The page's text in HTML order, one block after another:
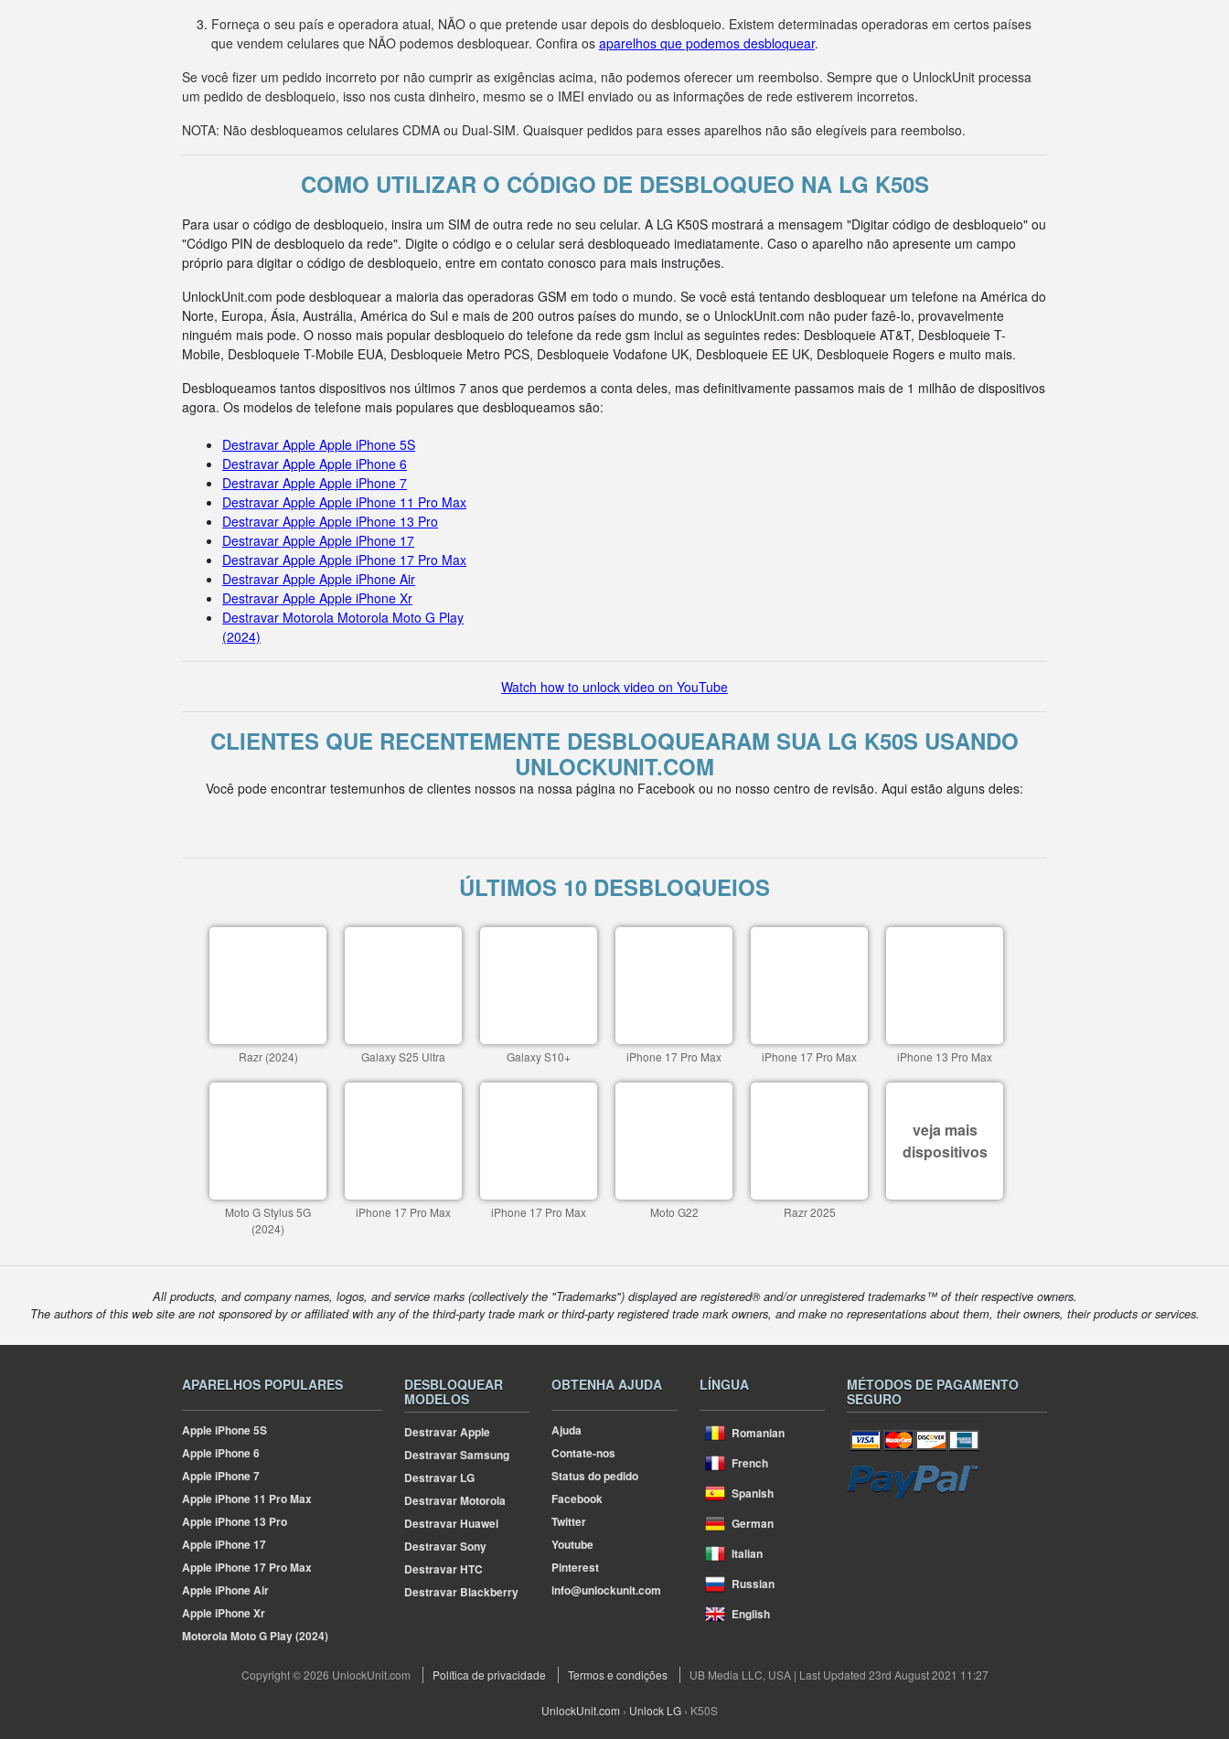
Forneça o seu país e operadora atual, NÃO o que pretende usar depois do desbloqueio. Existem determinadas operadoras em certos países
que vendem celulares que NÃO podemos desbloquear. Confira os aparelhos que podemos desbloquear.
Se você fizer um pedido incorreto por não cumprir as exigências acima, não podemos oferecer um reembolso. Sempre que o UnlockUnit processa
um pedido de desbloqueio, isso nos custa dinheiro, mesmo se o IMEI enviado ou as informações de rede estiverem incorretos.
NOTA: Não desbloqueamos celulares CDMA ou Dual-SIM. Quaisquer pedidos para esses aparelhos não são elegíveis para reembolso.
COMO UTILIZAR O CÓDIGO DE DESBLOQUEO NA LG K50S
Para usar o código de desbloqueio, insira um SIM de outra rede no seu celular. A LG K50S mostrará a mensagem "Digitar código de desbloqueio" ou
"Código PIN de desbloqueio da rede". Digite o código e o celular será desbloqueado imediatamente. Caso o aparelho não apresente um campo
próprio para digitar o código de desbloqueio, entre em contato conosco para mais instruções.
UnlockUnit.com pode desbloquear a maioria das operadoras GSM em todo o mundo. Se você está tentando desbloquear um telefone na América do
Norte, Europa, Ásia, Austrália, América do Sul e mais de 200 outros países do mundo, se o UnlockUnit.com não puder fazê-lo, provavelmente
ninguém mais pode. O nosso mais popular desbloqueio do telefone da rede gsm inclui as seguintes redes: Desbloqueie AT&T, Desbloqueie T-
Mobile, Desbloqueie T-Mobile EUA, Desbloqueie Metro PCS, Desbloqueie Vodafone UK, Desbloqueie EE UK, Desbloqueie Rogers e muito mais.
Desbloqueamos tantos dispositivos nos últimos 7 anos que perdemos a conta deles, mas definitivamente passamos mais de 1 milhão de dispositivos
agora. Os modelos de telefone mais populares que desbloqueamos são:
Destravar Apple Apple iPhone 5S
Destravar Apple Apple iPhone 6
Destravar Apple Apple iPhone 7
Destravar Apple Apple iPhone 11 Pro Max
Destravar Apple Apple iPhone 13 Pro
Destravar Apple Apple iPhone 17
Destravar Apple Apple iPhone 17 Pro Max
Destravar Apple Apple iPhone Air
Destravar Apple Apple iPhone Xr
Destravar Motorola Motorola Moto G Play
(2024)
Watch how to unlock video on YouTube
CLIENTES QUE RECENTEMENTE DESBLOQUEARAM SUA LG K50S USANDO
UNLOCKUNIT.COM
Você pode encontrar testemunhos de clientes nossos na nossa página no Facebook ou no nosso centro de revisão. Aqui estão alguns deles:
ÚLTIMOS 10 DESBLOQUEIOS
Razr (2024) Galaxy S25 Ultra Galaxy S10+ iPhone 17 Pro Max iPhone 17 Pro Max iPhone 13 Pro Max
Moto G Stylus 5G
(2024)
iPhone 17 Pro Max iPhone 17 Pro Max Moto G22 Razr 2025
veja mais
dispositivos
All products, and company names, logos, and service marks (collectively the "Trademarks") displayed are registered® and/or unregistered trademarks™ of their respective owners.
The authors of this web site are not sponsored by or affiliated with any of the third-party trade mark or third-party registered trade mark owners, and make no representations about them, their owners, their products or services.
APARELHOS POPULARES
AppleiPhone 5S
AppleiPhone 6
AppleiPhone 7
AppleiPhone 11 Pro Max
AppleiPhone 13 Pro
AppleiPhone 17
AppleiPhone 17 Pro Max
AppleiPhone Air
AppleiPhone Xr
MotorolaMoto G Play (2024)
DESBLOQUEAR
MODELOS
Destravar Apple
Destravar Samsung
Destravar LG
Destravar Motorola
Destravar Huawei
Destravar Sony
Destravar HTC
Destravar Blackberry
OBTENHA AJUDA
Ajuda
Contate-nos
Status do pedido
Facebook
Twitter
Youtube
Pinterest
info@unlockunit.com
LÍNGUA
Romanian
French
Spanish
German
Italian
Russian
English
MÉTODOS DE PAGAMENTO
SEGURO
Copyright © 2026 UnlockUnit.com Política de privacidade Termos e condições UB Media LLC, USA | Last Updated 23rd August 2021 11:27
UnlockUnit.com › Unlock LG › K50S